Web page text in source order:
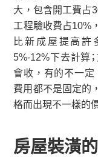
大，包含開工費占
工程驗收費占10%
比新成屋提高許
5%-12%下去計算
會收，有的不一定
費用都不是固定的
格而出現不一樣的價
房屋裝潢